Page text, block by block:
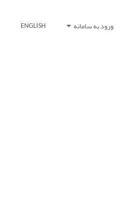
ورود به سامانه ENGLISH